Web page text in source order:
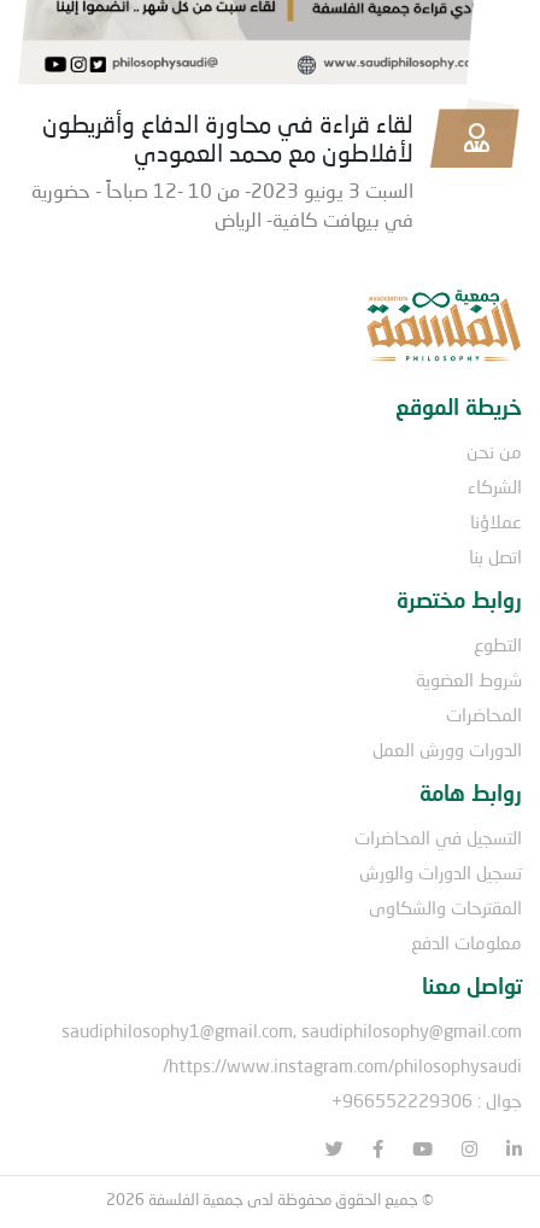
لقاء قراءة في محاورة الدفاع وأقريطون
لأفلاطون مع محمد العمودي
السبت 3 يونيو 2023- من 10 -12 صباحاً - حضورية
في بيهافت كافية- الرياض
خريطة الموقع
من نحن
الشركاء
عملاؤنا
اتصل بنا
روابط مختصرة
التطوع
شروط العضوية
المحاضرات
الدورات وورش العمل
روابط هامة
التسجيل في المحاضرات
تسجيل الدورات والورش
المقترحات والشكاوى
معلومات الدفع
تواصل معنا
saudiphilosophy1@gmail.com, saudiphilosophy@gmail.com
https://www.instagram.com/philosophysaudi/
جوال : 966552229306+
© جميع الحقوق محفوظة لدى جمعية الفلسفة 2026